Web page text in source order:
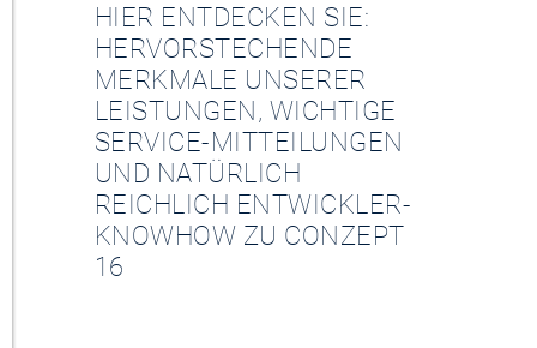
HIER ENTDECKEN SIE:
HERVORSTECHENDE
MERKMALE UNSERER
LEISTUNGEN, WICHTIGE
SERVICE-MITTEILUNGEN
UND NATÜRLICH
REICHLICH ENTWICKLER-
KNOWHOW ZU CONZEPT
16